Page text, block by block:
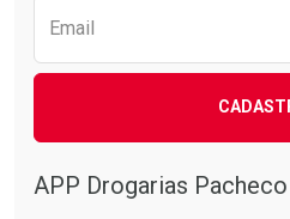
Email
APP Drogarias Pacheco